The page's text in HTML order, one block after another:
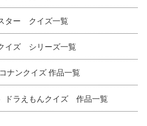
ター クイズ一覧
イズ シリーズ一覧
ナンクイズ 作品一覧
ドラえもんクイズ 作品一覧